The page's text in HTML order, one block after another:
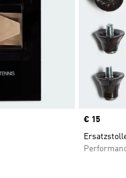
Price
€ 15